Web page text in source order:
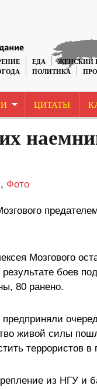
ЕДА ЖЕНСКИЙ
ПОЛИТИКА
ЦИТАТЫ
, Фото
Мозгового
результате боев
80 ранено.
живой силы
террористов в
из НГУ и